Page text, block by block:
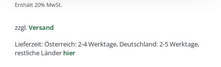
Enthält 20% MwSt.
zzgl.Versand
Lieferzeit: Österreich: 2-4 Werktage, Deutschland: 2-5 Werktage,
restliche Länder hier